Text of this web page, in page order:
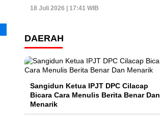
18 Juli 2026 | 17:41 WIB
DAERAH
Sangidun Ketua IPJT DPC Cilacap
Bicara Cara Menulis Berita Benar Dan
Menarik